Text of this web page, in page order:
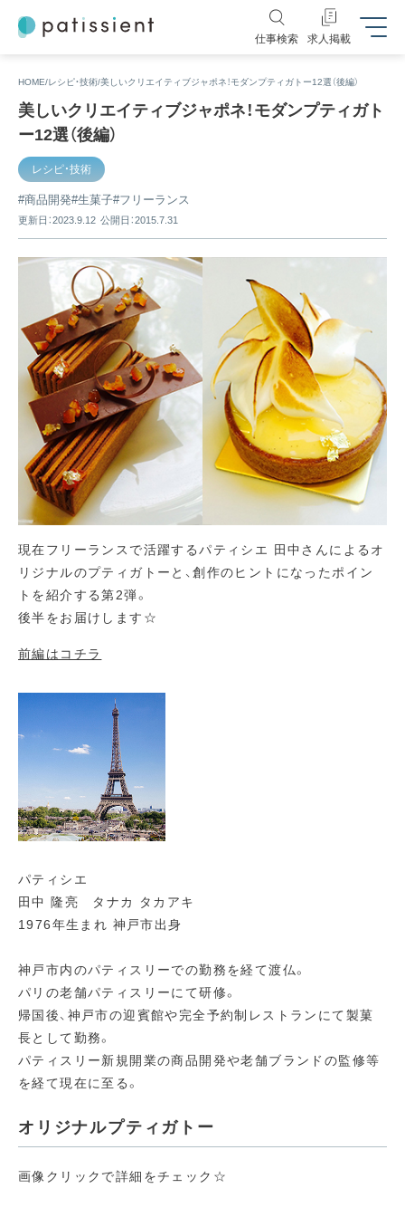
仕事検索 求人掲載
HOME レシピ・技術 美しいクリエイティブジャポネ！モダンプティガトー12選（後編）
美しいクリエイティブジャポネ！モダンプティガト
ー12選（後編）
レシピ・技術
商品開発 生菓子 フリーランス
更新日：2023.9.12 公開日：2015.7.31
現在フリーランスで活躍するパティシエ 田中さんによるオ
リジナルのプティガトーと、創作のヒントになったポイン
トを紹介する第2弾。
後半をお届けします☆
前編はコチラ
パティシエ
田中 隆亮 タナカ タカアキ
1976年生まれ 神戸市出身
神戸市内のパティスリーでの勤務を経て渡仏。
パリの老舗パティスリーにて研修。
帰国後、神戸市の迎賓館や完全予約制レストランにて製菓
長として勤務。
パティスリー新規開業の商品開発や老舗ブランドの監修等
を経て現在に至る。
オリジナルプティガトー
画像クリックで詳細をチェック☆